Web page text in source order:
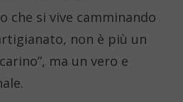
che si vive camminando
non è più un
ma un vero e